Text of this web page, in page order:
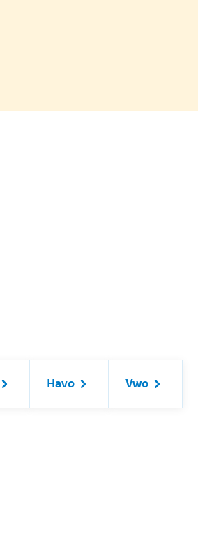
Havo Vwo